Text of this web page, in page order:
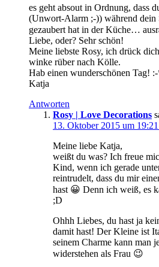
es geht absout in Ordnung, dass
(Unwort-Alarm ;-)) während dein
gezaubert hat in der Küche…
Liebe, oder? Sehr schön!
Meine liebste Rosy, ich drück
winke rüber nach Kölle.
Hab einen wunderschönen Tag!
Katja
Antworten
Rosy | Love Decorations
13. Oktober 2015 um
Meine liebe Katja,
weißt du was? Ich freue
Kind, wenn ich gerade
reintrudelt, dass du mir
hast 😀 Denn ich weiß, es
;D
Ohhh Liebes, du hast ja
damit hast! Der Kleine ist
seinem Charme kann man
widerstehen als Frau 😉